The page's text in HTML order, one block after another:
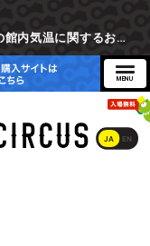
【重要】東京ミステリーサーカスの館内気温に関するお詫びとご参加辞退時の返金対応について
JA EN